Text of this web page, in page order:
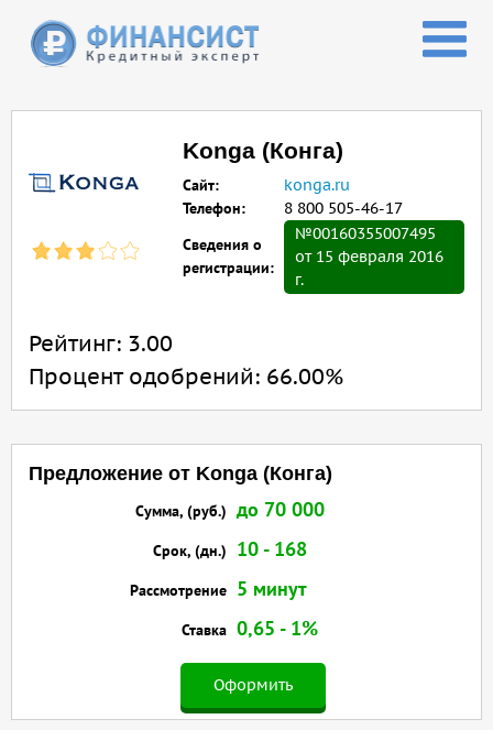
Konga (Конга)
Сайт:
konga.ru
Телефон:
8 800 505-46-17
Сведения о
регистрации:
№00160355007495
от 15 февраля 2016
г.
Рейтинг: 3.00
Процент одобрений: 66.00%
Предложение от Konga (Конга)
Оформить
Сумма, (руб.) до 70 000
Срок, (дн.) 10 - 168
Рассмотрение 5 минут
Ставка 0,65 - 1%